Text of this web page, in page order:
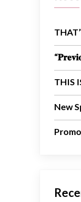
THIS
New